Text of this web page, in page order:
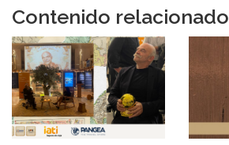
Contenido relacionado